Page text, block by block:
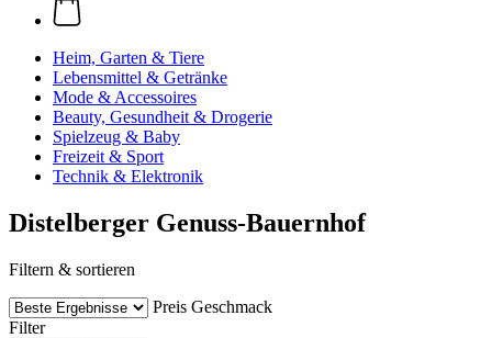
Heim, Garten & Tiere
Lebensmittel & Getränke
Mode & Accessoires
Beauty, Gesundheit & Drogerie
Spielzeug & Baby
Freizeit & Sport
Technik & Elektronik
Distelberger Genuss-Bauernhof
Filtern & sortieren
Preis Geschmack
Filter